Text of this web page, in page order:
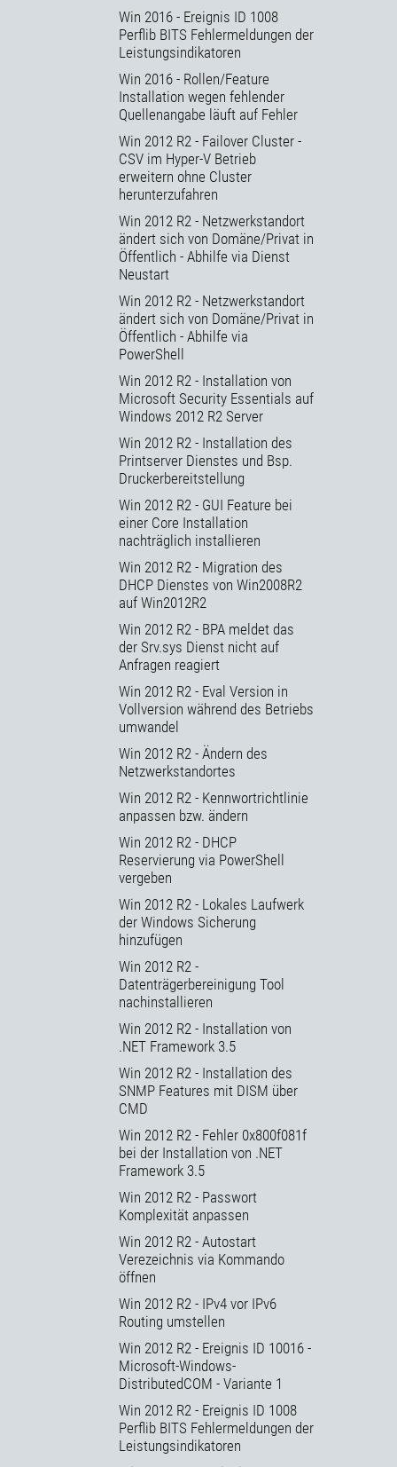
Win 2016 - Ereignis ID 1008
Perflib BITS Fehlermeldungen der
Leistungsindikatoren
Win 2016 - Rollen/Feature
Installation wegen fehlender
Quellenangabe läuft auf Fehler
Win 2012 R2 - Failover Cluster -
CSV im Hyper-V Betrieb
erweitern ohne Cluster
herunterzufahren
Win 2012 R2 - Netzwerkstandort
ändert sich von Domäne/Privat in
Öffentlich - Abhilfe via Dienst
Neustart
Win 2012 R2 - Netzwerkstandort
ändert sich von Domäne/Privat in
Öffentlich - Abhilfe via
PowerShell
Win 2012 R2 - Installation von
Microsoft Security Essentials auf
Windows 2012 R2 Server
Win 2012 R2 - Installation des
Printserver Dienstes und Bsp.
Druckerbereitstellung
Win 2012 R2 - GUI Feature bei
einer Core Installation
nachträglich installieren
Win 2012 R2 - Migration des
DHCP Dienstes von Win2008R2
auf Win2012R2
Win 2012 R2 - BPA meldet das
der Srv.sys Dienst nicht auf
Anfragen reagiert
Win 2012 R2 - Eval Version in
Vollversion während des Betriebs
umwandel
Win 2012 R2 - Ändern des
Netzwerkstandortes
Win 2012 R2 - Kennwortrichtlinie
anpassen bzw. ändern
Win 2012 R2 - DHCP
Reservierung via PowerShell
vergeben
Win 2012 R2 - Lokales Laufwerk
der Windows Sicherung
hinzufügen
Win 2012 R2 -
Datenträgerbereinigung Tool
nachinstallieren
Win 2012 R2 - Installation von
.NET Framework 3.5
Win 2012 R2 - Installation des
SNMP Features mit DISM über
CMD
Win 2012 R2 - Fehler 0x800f081f
bei der Installation von .NET
Framework 3.5
Win 2012 R2 - Passwort
Komplexität anpassen
Win 2012 R2 - Autostart
Verezeichnis via Kommando
öffnen
Win 2012 R2 - IPv4 vor IPv6
Routing umstellen
Win 2012 R2 - Ereignis ID 10016 -
Microsoft-Windows-
DistributedCOM - Variante 1
Win 2012 R2 - Ereignis ID 1008
Perflib BITS Fehlermeldungen der
Leistungsindikatoren